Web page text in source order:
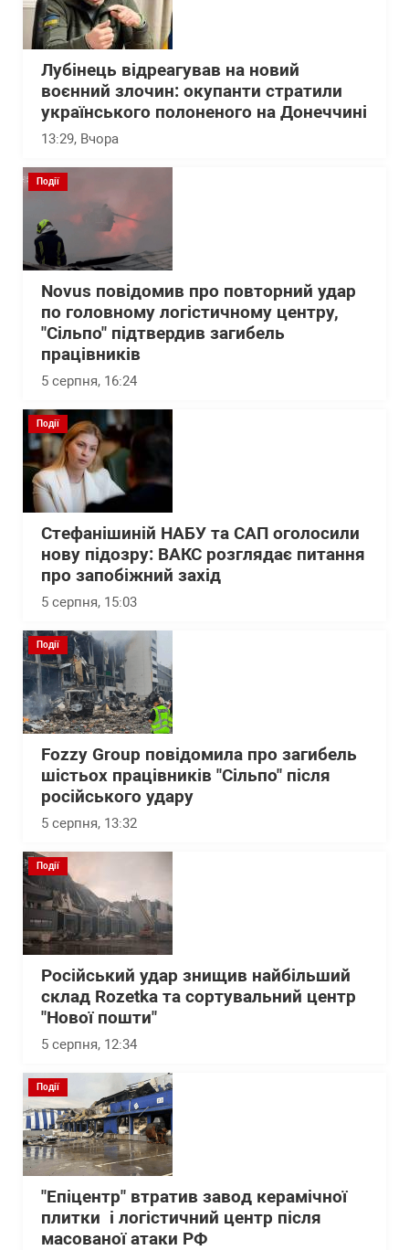
Лубінець відреагував на новий
воєнний злочин: окупанти стратили
українського полоненого на Донеччині
13:29, Вчора
Події
Novus повідомив про повторний удар
по головному логістичному центру,
"Сільпо" підтвердив загибель
працівників
5 серпня, 16:24
Події
Стефанішиній НАБУ та САП оголосили
нову підозру: ВАКС розглядає питання
про запобіжний захід
5 серпня, 15:03
Події
Fozzy Group повідомила про загибель
шістьох працівників "Сільпо" після
російського удару
5 серпня, 13:32
Події
Російський удар знищив найбільший
склад Rozetka та сортувальний центр
"Нової пошти"
5 серпня, 12:34
Події
"Епіцентр" втратив завод керамічної
плитки і логістичний центр після
масованої атаки РФ